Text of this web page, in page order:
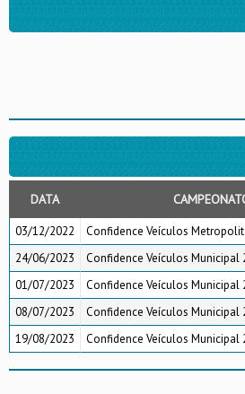
DATA
03/12/2022
Confidence Veículos
24/06/2023
Confidence Veículos Municipal
01/07/2023
Confidence Veículos Municipal
08/07/2023
Confidence Veículos Municipal
19/08/2023
Confidence Veículos Municipal